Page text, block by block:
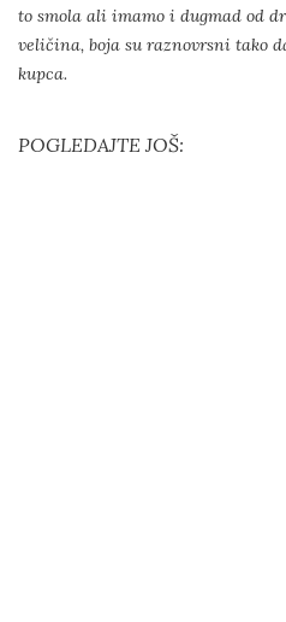
to smola ali imamo i dugmad od
veličina, boja su raznovrsni tako
kupca.
POGLEDAJTE JOŠ: